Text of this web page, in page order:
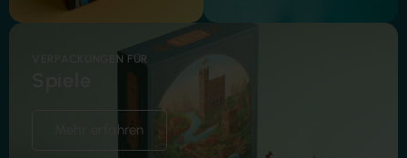
VERPACKUNGEN FÜR
Mehr erfahren